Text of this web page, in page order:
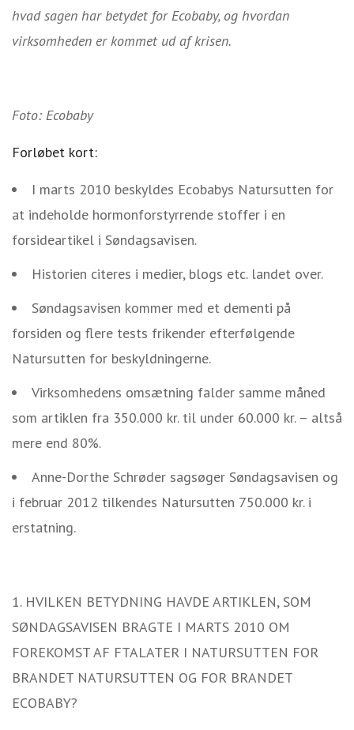
hvad sagen har betydet for Ecobaby, og hvordan
virksomheden er kommet ud af krisen.
Foto: Ecobaby
Forløbet kort:
I marts 2010 beskyldes Ecobabys Natursutten for
at indeholde hormonforstyrrende stoffer i en
forsideartikel i Søndagsavisen.
Historien citeres i medier, blogs etc. landet over.
Søndagsavisen kommer med et dementi på
forsiden og flere tests frikender efterfølgende
Natursutten for beskyldningerne.
Virksomhedens omsætning falder samme måned
som artiklen fra 350.000 kr. til under 60.000 kr. – altså
mere end 80%.
Anne-Dorthe Schrøder sagsøger Søndagsavisen og
i februar 2012 tilkendes Natursutten 750.000 kr. i
erstatning.
1. HVILKEN BETYDNING HAVDE ARTIKLEN, SOM
SØNDAGSAVISEN BRAGTE I MARTS 2010 OM
FOREKOMST AF FTALATER I NATURSUTTEN FOR
BRANDET NATURSUTTEN OG FOR BRANDET
ECOBABY?